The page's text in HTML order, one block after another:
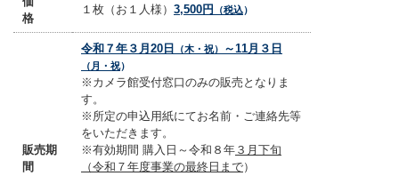
格
１枚（お１人様） 3,500円 （税込）
販売期
間
令和７年３月20日 （木・祝） ～11月３日
（月・祝）
※カメラ館受付窓口のみの販売となりま
す。
※所定の申込用紙にてお名前・ご連絡先等
をいただきます。
※有効期間 購入日～令和８年 ３月下旬
（令和７年度事業の最終日まで）